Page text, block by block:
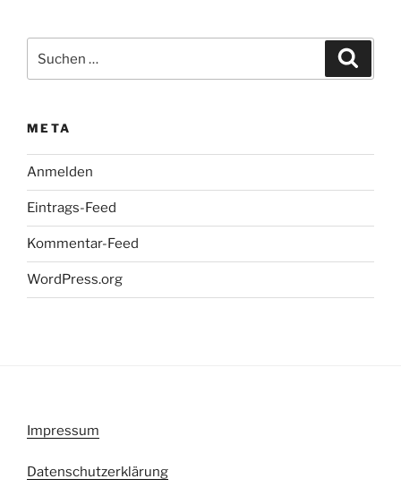
nach:
META
Anmelden
Eintrags-Feed
Kommentar-Feed
WordPress.org
Impressum
Datenschutzerklärung